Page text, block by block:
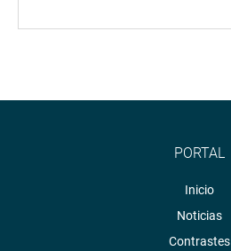
PORTAL
Inicio
Noticias
Contrastes